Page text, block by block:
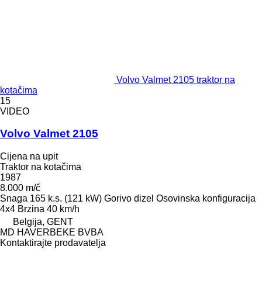
Volvo Valmet 2105 traktor na
kotačima
15
VIDEO
Volvo Valmet 2105
Cijena na upit
Traktor na kotačima
1987
8.000 m/č
Snaga 165 k.s. (121 kW) Gorivo dizel Osovinska konfiguracija
4x4 Brzina 40 km/h
Belgija, GENT
MD HAVERBEKE BVBA
Kontaktirajte prodavatelja